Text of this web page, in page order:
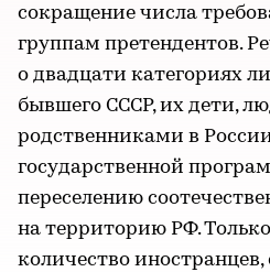
сокращение числа
группам претендентов.
о двадцати категориях
бывшего СССР, их дети,
родственниками в
государственной
переселению
на территорию РФ. Только
количество